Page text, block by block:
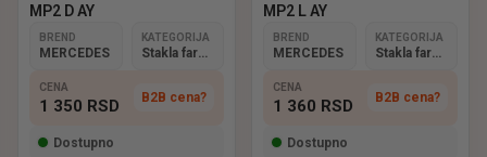
MP2 D AY
BREND
MERCEDES
KATEGORIJA
Stakla farova
CENA
1 350 RSD B2B cena?
Dostupno
MP2 L AY
BREND
MERCEDES
KATEGORIJA
Stakla farova
CENA
1 360 RSD B2B cena?
Dostupno